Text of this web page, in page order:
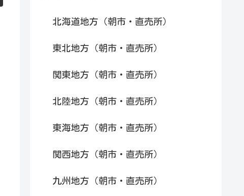
北海道地方（朝市・直売所）
東北地方（朝市・直売所）
関東地方（朝市・直売所）
北陸地方（朝市・直売所）
東海地方（朝市・直売所）
関西地方（朝市・直売所）
九州地方（朝市・直売所）